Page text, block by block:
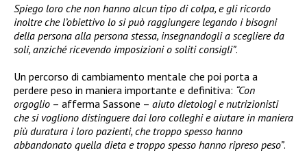
Spiego loro che non hanno alcun tipo di colpa, e gli ricordo
inoltre che l’obiettivo lo si può raggiungere legando i bisogni
della persona alla persona stessa, insegnandogli a scegliere da
soli, anziché ricevendo imposizioni o soliti consigli”.
Un percorso di cambiamento mentale che poi porta a
perdere peso in maniera importante e definitiva: “Con
orgoglio – afferma Sassone – aiuto dietologi e nutrizionisti
che si vogliono distinguere dai loro colleghi e aiutare in maniera
più duratura i loro pazienti, che troppo spesso hanno
abbandonato quella dieta e troppo spesso hanno ripreso peso”.